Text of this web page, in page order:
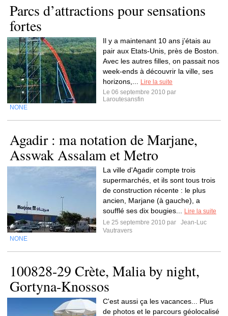
Parcs d’attractions pour sensations
fortes
Il y a maintenant 10 ans j’étais au
pair aux Etats-Unis, près de Boston.
Avec les autres filles, on passait nos
week-ends à découvrir la ville, ses
horizons,...
Lire la suite
Le 06 septembre 2010 par
Laroutesansfin
NONE
Agadir : ma notation de Marjane,
Asswak Assalam et Metro
La ville d'Agadir compte trois
supermarchés, et ils sont tous trois
de construction récente : le plus
ancien, Marjane (à gauche), a
soufflé ses dix bougies...
Lire la suite
Le 25 septembre 2010 par
Jean-Luc
Vautravers
NONE
100828-29 Crète, Malia by night,
Gortyna-Knossos
C'est aussi ça les vacances... Plus
de photos et le parcours géolocalisé